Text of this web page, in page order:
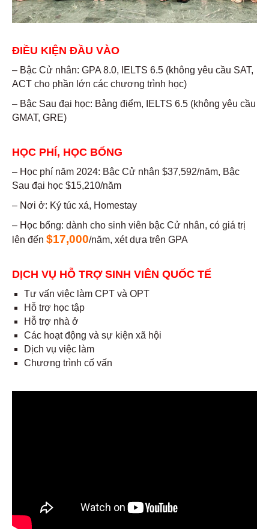
ĐIỀU KIỆN ĐẦU VÀO
– Bậc Cử nhân: GPA 8.0, IELTS 6.5 (không yêu cầu SAT,
ACT cho phần lớn các chương trình học)
– Bậc Sau đại học: Bảng điểm, IELTS 6.5 (không yêu cầu
GMAT, GRE)
HỌC PHÍ, HỌC BỔNG
– Học phí năm 2024: Bậc Cử nhân $37,592/năm, Bậc
Sau đại học $15,210/năm
– Nơi ở: Ký túc xá, Homestay
– Học bổng: dành cho sinh viên bậc Cử nhân, có giá trị
lên đến $17,000/năm, xét dựa trên GPA
DỊCH VỤ HỖ TRỢ SINH VIÊN QUỐC TẾ
Tư vấn việc làm CPT và OPT
Hỗ trợ học tập
Hỗ trợ nhà ở
Các hoạt động và sự kiện xã hội
Dịch vụ việc làm
Chương trình cố vấn